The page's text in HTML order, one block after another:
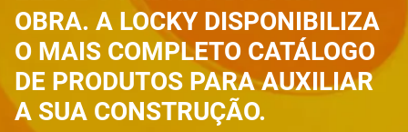
OBRA. A LOCKY DISPONIBILIZA
O MAIS COMPLETO CATÁLOGO
DE PRODUTOS PARA AUXILIAR
A SUA CONSTRUÇÃO.